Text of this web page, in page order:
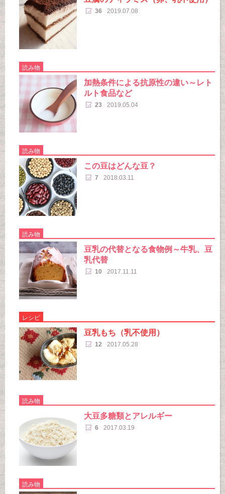
36 2019.07.08
読み物
加熱条件による抗原性の違い～レト
ルト食品など
23 2019.05.04
読み物
この豆はどんな豆？
7 2018.03.11
読み物
豆乳の代替となる食物例～牛乳、豆
乳代替
10 2017.11.11
レシピ
豆乳もち（乳不使用）
12 2017.05.28
読み物
大豆多糖類とアレルギー
6 2017.03.19
読み物